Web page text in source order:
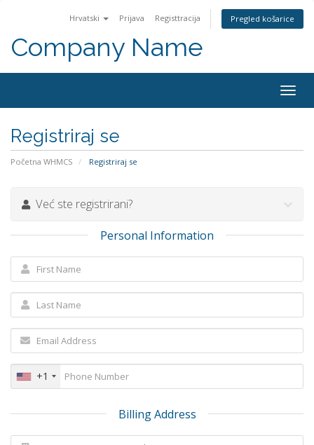
Hrvatski Prijava Registtracija Pregled košarice
Company Name
Registriraj se
Početna WHMCS Registriraj se
Već ste registrirani?
Personal Information
+1
Billing Address